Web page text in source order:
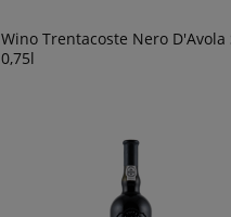
Wino Trentacoste Nero D'Avola
0,75l